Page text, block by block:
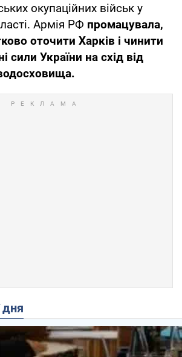
окупаційних військ у
Армія РФ промацувала,
оточити Харків і чинити
сили України на схід від
дня